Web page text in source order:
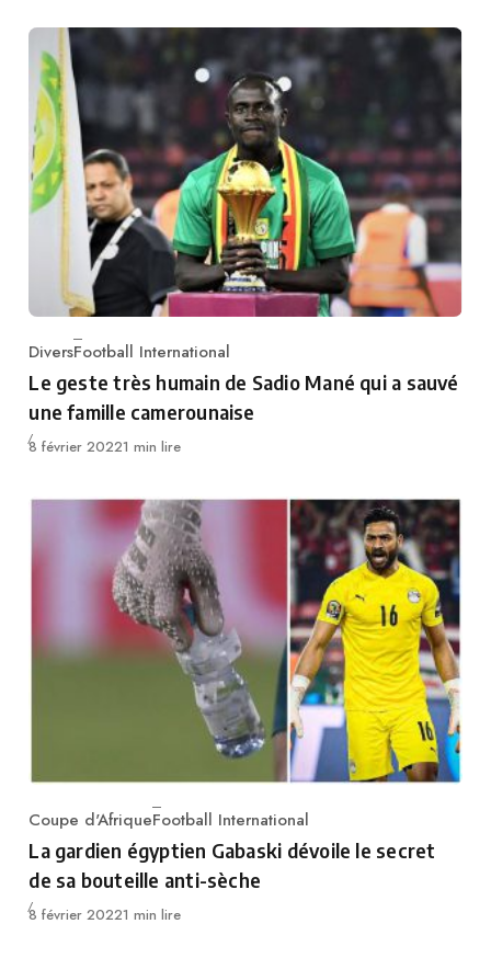
Category
DiversFootball International
Le geste très humain de Sadio Mané qui a sauvé
une famille camerounaise
Publié
8 février 20221 min lire
Category
Coupe d'AfriqueFootball International
La gardien égyptien Gabaski dévoile le secret
de sa bouteille anti-sèche
Publié
8 février 20221 min lire